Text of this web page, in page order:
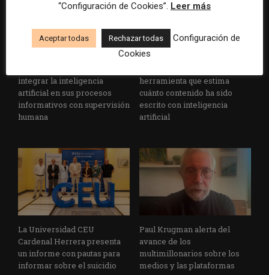
integrar la inteligencia
artificial en sus procesos
informativos con supervisión
humana
herramienta que estima
cuánto contenido ha sido
escrito con inteligencia
artificial
La Universidad CEU
Cardenal Herrera presenta
un informe con pautas para
informar sobre el suicidio
Paul Krugman alerta del
avance de los
multimillonarios sobre los
medios y las plataformas
“Configuración de Cookies”. Leer más
Aceptar todas Rechazar todas
Configuración de
Cookies